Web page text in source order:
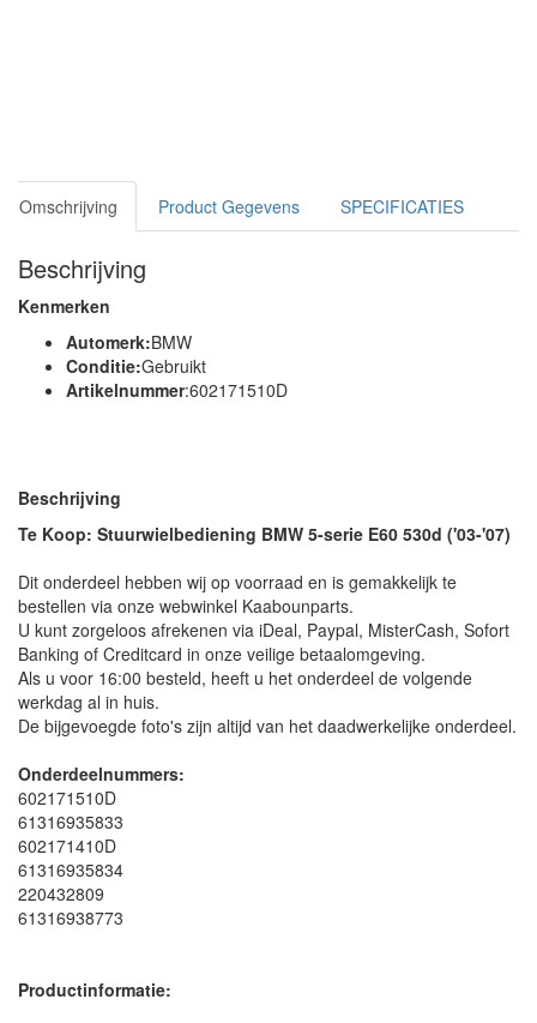
Omschrijving Product Gegevens SPECIFICATIES
Beschrijving
Kenmerken
Automerk:BMW
Conditie:Gebruikt
Artikelnummer:602171510D
Beschrijving
Te Koop: Stuurwielbediening BMW 5-serie E60 530d ('03-'07)
Dit onderdeel hebben wij op voorraad en is gemakkelijk te
bestellen via onze webwinkel Kaabounparts.
U kunt zorgeloos afrekenen via iDeal, Paypal, MisterCash, Sofort
Banking of Creditcard in onze veilige betaalomgeving.
Als u voor 16:00 besteld, heeft u het onderdeel de volgende
werkdag al in huis.
De bijgevoegde foto's zijn altijd van het daadwerkelijke onderdeel.
Onderdeelnummers:
602171510D
61316935833
602171410D
61316935834
220432809
61316938773
Productinformatie: